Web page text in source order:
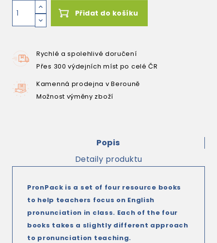
Přidat do košíku
Rychlé a spolehlivé doručení
Přes 300 výdejních míst po celé ČR
Kamenná prodejna v Berouně
Možnost výměny zboží
Popis
Detaily produktu
PronPack is a set of four resource books
to help teachers focus on English
pronunciation in class. Each of the four
books takes a slightly different approach
to pronunciation teaching.